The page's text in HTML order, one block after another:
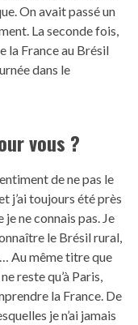
On avait passé un
La seconde fois,
la France au Brésil
dans le
vous ?
de ne pas le
j’ai toujours été près
ne connais pas. Je
le Brésil rural,
Au même titre que
reste qu’à Paris,
la France. De
je n’ai jamais